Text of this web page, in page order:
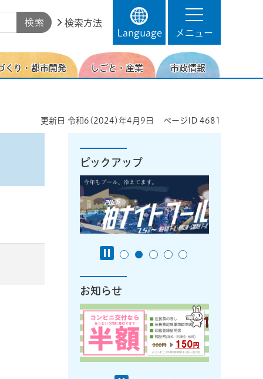
検索方法
Language
メニュー
くり・都市開発 しごと・産業 市政情報
更新日 令和6(2024)年4月9日 ページID 4681
ピックアップ
お知らせ